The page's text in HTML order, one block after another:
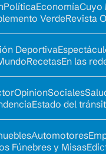
PolíticaEconomíaCuyo
VerdeRevista
Deportiva
RecetasEn las
OpinionSociales
Estado del
Automotores
Fúnebres y Misas